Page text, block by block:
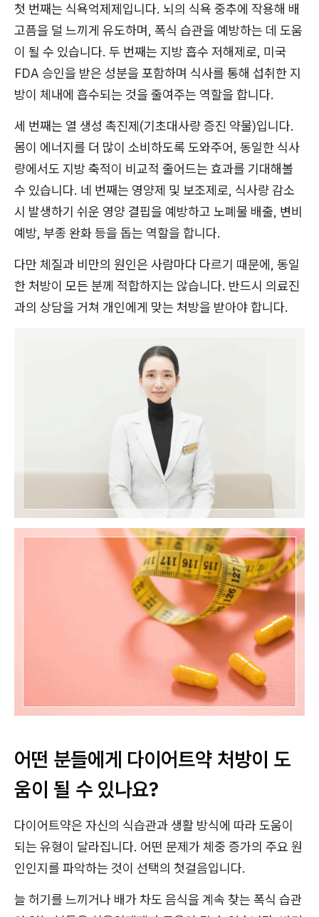
첫 번째는 식욕억제제입니다. 뇌의 식욕 중추에 작용해 배
고픔을 덜 느끼게 유도하며, 폭식 습관을 예방하는 데 도움
이 될 수 있습니다. 두 번째는 지방 흡수 저해제로, 미국
FDA 승인을 받은 성분을 포함하며 식사를 통해 섭취한 지
방이 체내에 흡수되는 것을 줄여주는 역할을 합니다.
세 번째는 열 생성 촉진제(기초대사량 증진 약물)입니다.
몸이 에너지를 더 많이 소비하도록 도와주어, 동일한 식사
량에서도 지방 축적이 비교적 줄어드는 효과를 기대해볼
수 있습니다. 네 번째는 영양제 및 보조제로, 식사량 감소
시 발생하기 쉬운 영양 결핍을 예방하고 노폐물 배출, 변비
예방, 부종 완화 등을 돕는 역할을 합니다.
다만 체질과 비만의 원인은 사람마다 다르기 때문에, 동일
한 처방이 모든 분께 적합하지는 않습니다. 반드시 의료진
과의 상담을 거쳐 개인에게 맞는 처방을 받아야 합니다.
어떤 분들에게 다이어트약 처방이 도
움이 될 수 있나요?
다이어트약은 자신의 식습관과 생활 방식에 따라 도움이
되는 유형이 달라집니다. 어떤 문제가 체중 증가의 주요 원
인인지를 파악하는 것이 선택의 첫걸음입니다.
늘 허기를 느끼거나 배가 차도 음식을 계속 찾는 폭식 습관